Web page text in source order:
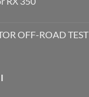
OFF-ROAD TEST